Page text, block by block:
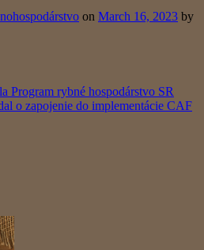
on March 16, 2023 by
Program rybné hospodárstvo SR
o zapojenie do implementácie CAF